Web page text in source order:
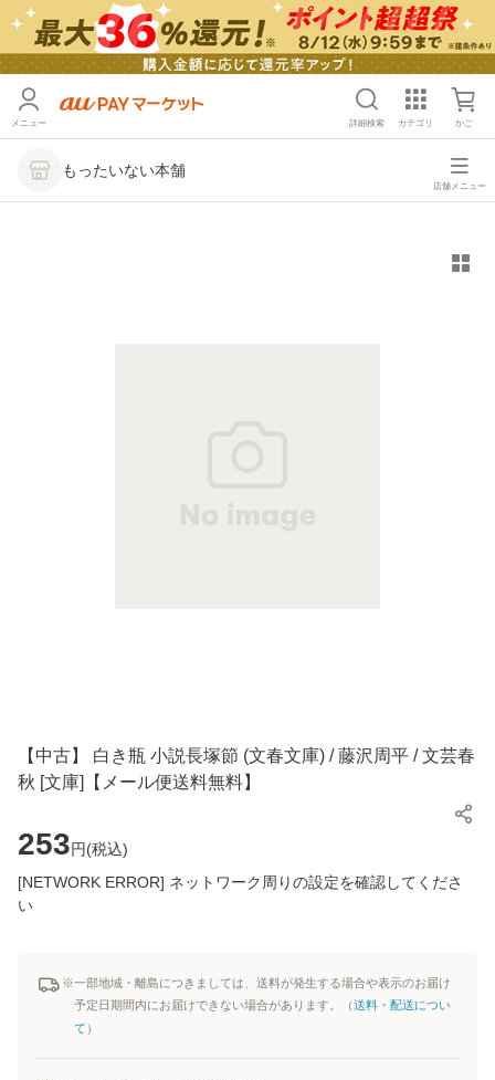
メニュー 詳細検索 カテゴリ かご
もったいない本舗
店舗メニュー
【中古】 白き瓶 小説長塚節 (文春文庫) / 藤沢周平 / 文芸春
秋 [文庫]【メール便送料無料】
253円(税込)
[NETWORK ERROR] ネットワーク周りの設定を確認してくださ
い
※一部地域・離島につきましては、送料が発生する場合や表示のお届け
予定日期間内にお届けできない場合があります。（送料・配送につい
て ）